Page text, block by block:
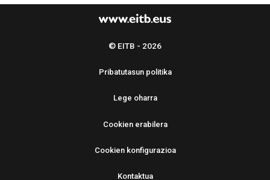
© EITB - 2026
Pribatutasun politika
Lege oharra
Cookien erabilera
Cookien konfigurazioa
Kontaktua